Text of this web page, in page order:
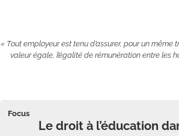
« Tout employeur est tenu d’assurer, pour un
valeur égale, l’égalité de rémunération entre les
Focus
Le droit à l’éducation